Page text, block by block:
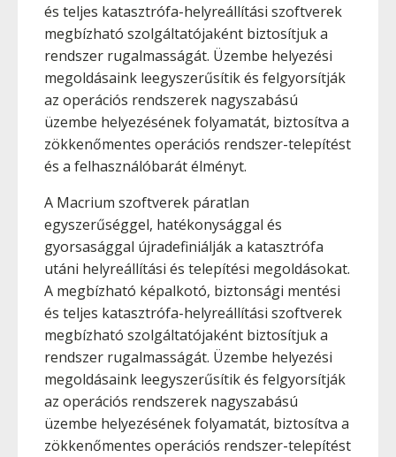
és teljes katasztrófa-helyreállítási szoftverek
megbízható szolgáltatójaként biztosítjuk a
rendszer rugalmasságát. Üzembe helyezési
megoldásaink leegyszerűsítik és felgyorsítják
az operációs rendszerek nagyszabású
üzembe helyezésének folyamatát, biztosítva a
zökkenőmentes operációs rendszer-telepítést
és a felhasználóbarát élményt.
A Macrium szoftverek páratlan
egyszerűséggel, hatékonysággal és
gyorsasággal újradefiniálják a katasztrófa
utáni helyreállítási és telepítési megoldásokat.
A megbízható képalkotó, biztonsági mentési
és teljes katasztrófa-helyreállítási szoftverek
megbízható szolgáltatójaként biztosítjuk a
rendszer rugalmasságát. Üzembe helyezési
megoldásaink leegyszerűsítik és felgyorsítják
az operációs rendszerek nagyszabású
üzembe helyezésének folyamatát, biztosítva a
zökkenőmentes operációs rendszer-telepítést